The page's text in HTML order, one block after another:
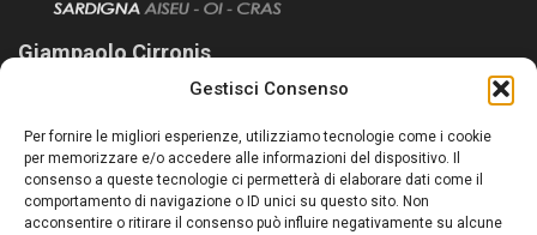
Gestisci Consenso
Per fornire le migliori esperienze, utilizziamo tecnologie come i cookie
per memorizzare e/o accedere alle informazioni del dispositivo. Il
consenso a queste tecnologie ci permetterà di elaborare dati come il
comportamento di navigazione o ID unici su questo sito. Non
acconsentire o ritirare il consenso può influire negativamente su alcune
Giampaolo Cirronis
Sardegna Ieri-Oggi-Domani nasce per informare “liberamente” i
lettori su quanto accade in Sardegna, con un occhio rivolto al
nostro passato e, soprattutto, al nostro futuro
Follow Us